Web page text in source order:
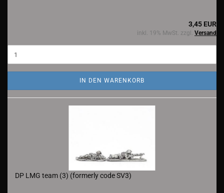
3,45 EUR
inkl. 19% MwSt. zzgl. Versand
IN DEN WARENKORB
DP LMG team (3) (formerly code SV3)